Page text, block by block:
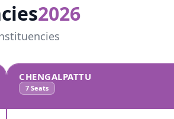
2026
CHENGALPATTU
7 Seats